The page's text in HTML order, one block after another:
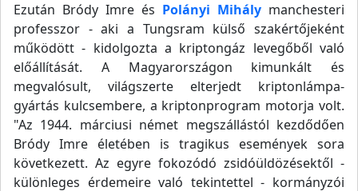
Ezután Bródy Imre és Polányi Mihály manchesteri
professzor - aki a Tungsram külső szakértőjeként
működött - kidolgozta a kriptongáz levegőből való
előállítását. A Magyarországon kimunkált és
megvalósult, világszerte elterjedt kriptonlámpa-
gyártás kulcsembere, a kriptonprogram motorja volt.
"Az 1944. márciusi német megszállástól kezdődően
Bródy Imre életében is tragikus események sora
következett. Az egyre fokozódó zsidóüldözésektől -
különleges érdemeire való tekintettel - kormányzói